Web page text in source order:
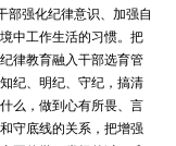
部强化纪律意识、加强自
中工作生活的习惯。把
律教育融入干部选育管
纪、明纪、守纪，搞清
么，做到心有所畏、言
守底线的关系，把增强